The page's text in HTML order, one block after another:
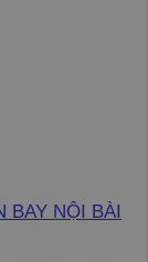
BAY NỘI BÀI